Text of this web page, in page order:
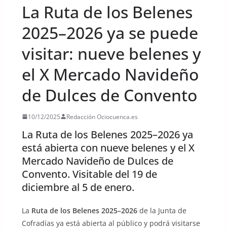
La Ruta de los Belenes
2025–2026 ya se puede
visitar: nueve belenes y
el X Mercado Navideño
de Dulces de Convento
10/12/2025 Redacción Ociocuenca.es
La Ruta de los Belenes 2025–2026 ya
está abierta con nueve belenes y el X
Mercado Navideño de Dulces de
Convento. Visitable del 19 de
diciembre al 5 de enero.
La Ruta de los Belenes 2025–2026de la Junta de
Cofradías ya está abierta al público y podrá visitarse